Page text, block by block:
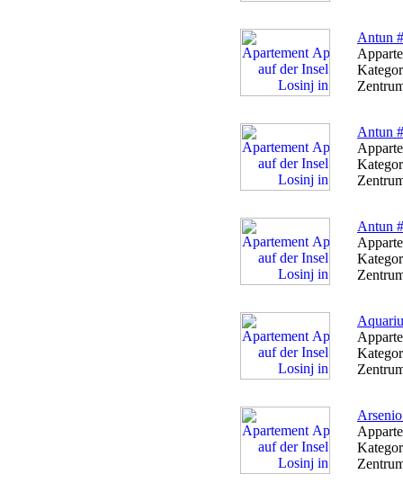
Antun
Antun
Antun